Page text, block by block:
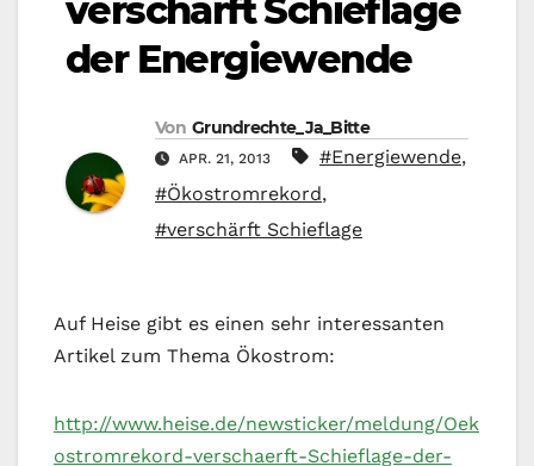
verschärft Schieflage
der Energiewende
Von Grundrechte_Ja_Bitte
APR. 21, 2013 #Energiewende,
#Ökostromrekord,
#verschärft Schieflage
Auf Heise gibt es einen sehr interessanten
Artikel zum Thema Ökostrom:
http://www.heise.de/newsticker/meldung/Oek
ostromrekord-verschaerft-Schieflage-der-